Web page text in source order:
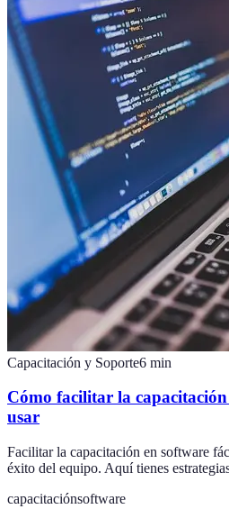
Capacitación y Soporte6 min
Cómo facilitar la
usar
Facilitar la capacitación en software
éxito del equipo. Aquí tienes
capacitaciónsoftware